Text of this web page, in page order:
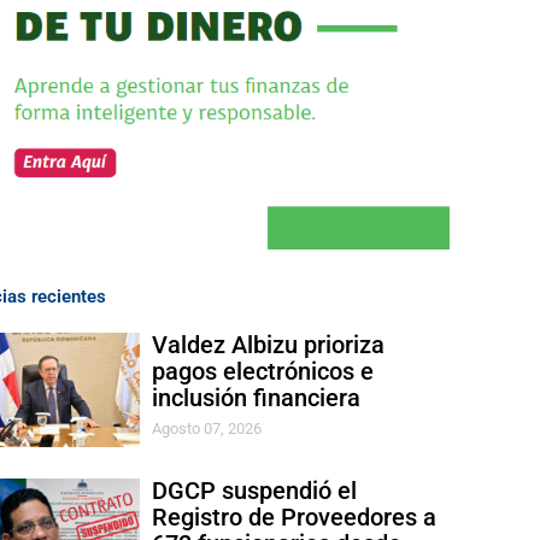
recientes
Valdez Albizu prioriza
pagos electrónicos e
inclusión financiera
Agosto 07, 2026
DGCP suspendió el
Registro de Proveedores a